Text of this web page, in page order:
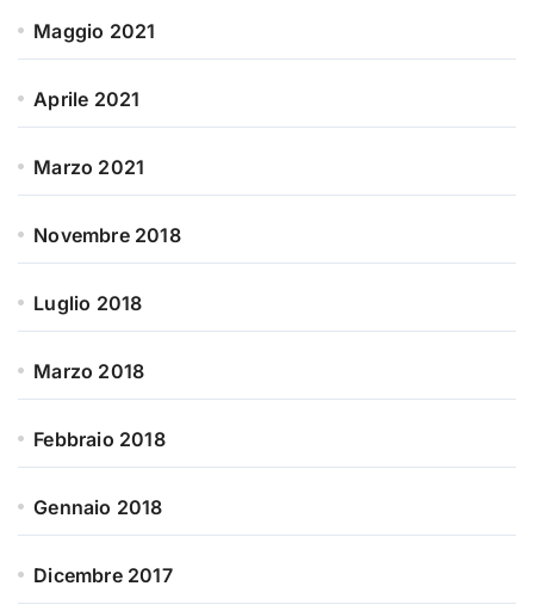
Maggio 2021
Aprile 2021
Marzo 2021
Novembre 2018
Luglio 2018
Marzo 2018
Febbraio 2018
Gennaio 2018
Dicembre 2017